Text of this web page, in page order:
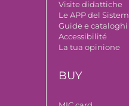
Visite didattiche
Le APP del
Guide e cataloghi
Accessibilité
La tua opinione
BUY